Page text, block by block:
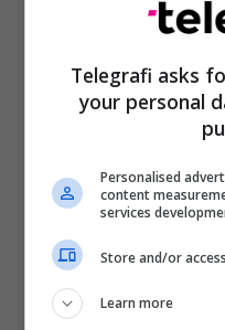
Telegrafi asks
your personal
Personalised
content
services
Store and/or
Learn more